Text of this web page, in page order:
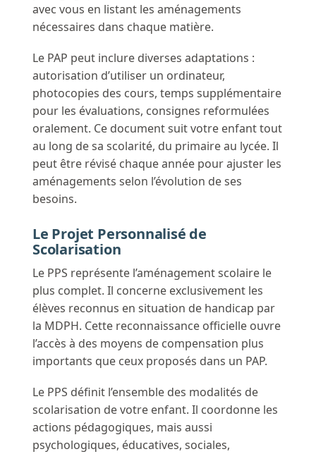
avec vous en listant les aménagements
nécessaires dans chaque matière.
Le PAP peut inclure diverses adaptations :
autorisation d’utiliser un ordinateur,
photocopies des cours, temps supplémentaire
pour les évaluations, consignes reformulées
oralement. Ce document suit votre enfant tout
au long de sa scolarité, du primaire au lycée. Il
peut être révisé chaque année pour ajuster les
aménagements selon l’évolution de ses
besoins.
Le Projet Personnalisé de
Scolarisation
Le PPS représente l’aménagement scolaire le
plus complet. Il concerne exclusivement les
élèves reconnus en situation de handicap par
la MDPH. Cette reconnaissance officielle ouvre
l’accès à des moyens de compensation plus
importants que ceux proposés dans un PAP.
Le PPS définit l’ensemble des modalités de
scolarisation de votre enfant. Il coordonne les
actions pédagogiques, mais aussi
psychologiques, éducatives, sociales,